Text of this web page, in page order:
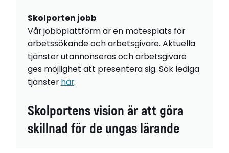
Skolporten jobb
Vår jobbplattform är en mötesplats för
arbetssökande och arbetsgivare. Aktuella
tjänster utannonseras och arbetsgivare
ges möjlighet att presentera sig. Sök lediga
tjänster här.
Skolportens vision är att göra
skillnad för de ungas lärande